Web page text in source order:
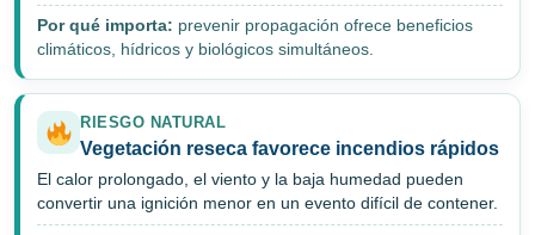
Por qué importa: prevenir propagación ofrece beneficios
climáticos, hídricos y biológicos simultáneos.
RIESGO NATURAL
Vegetación reseca favorece incendios rápidos
El calor prolongado, el viento y la baja humedad pueden
convertir una ignición menor en un evento difícil de contener.